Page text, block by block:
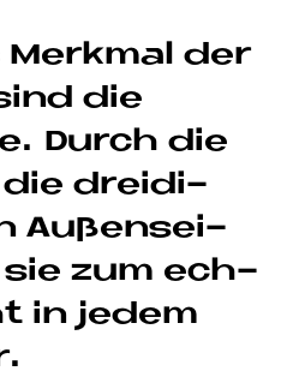
Merk­mal der
die
Durch die
die drei­di­
Au­ßen­sei­
zum ech­
in je­dem